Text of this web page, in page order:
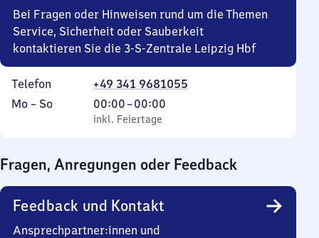
Bei Fragen oder Hinweisen rund um die Themen
Service, Sicherheit oder Sauberkeit
kontaktieren Sie die 3-S-Zentrale Leipzig Hbf
Telefon
+49 341 9681055
Montag
Mo – So,
inkl. Feiertage
00:00–00:00
Von
0
0
Uhr
inkl. Feiertage
Fragen, Anregungen oder Feedback
Feedback und Kontakt
Ansprechpartner:innen und